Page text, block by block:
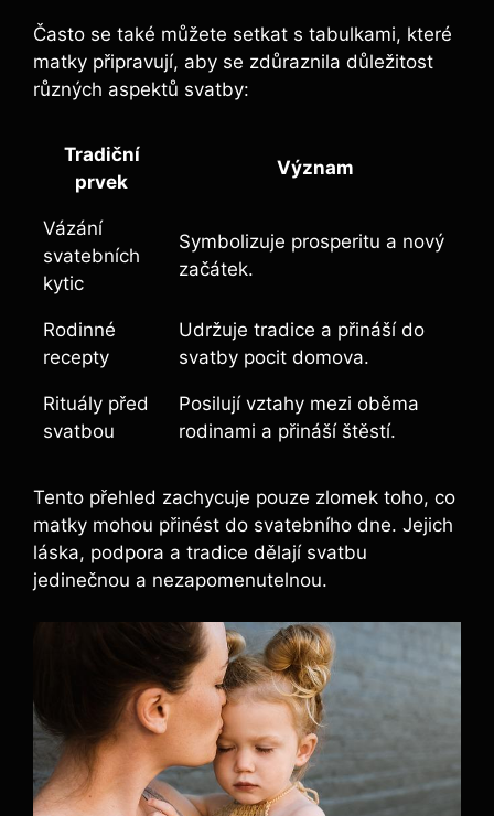
Často se také můžete setkat s tabulkami, které
matky připravují, aby se zdůraznila důležitost
různých aspektů svatby:
Tradiční
prvek
Význam
Vázání
svatebních
kytic
Symbolizuje prosperitu a nový
začátek.
Rodinné
recepty
Udržuje tradice a přináší do
svatby pocit domova.
Rituály před
svatbou
Posilují vztahy mezi oběma
rodinami a přináší štěstí.
Tento přehled zachycuje pouze zlomek toho, co
matky mohou přinést do svatebního dne. Jejich
láska, podpora a tradice dělají svatbu
jedinečnou a nezapomenutelnou.